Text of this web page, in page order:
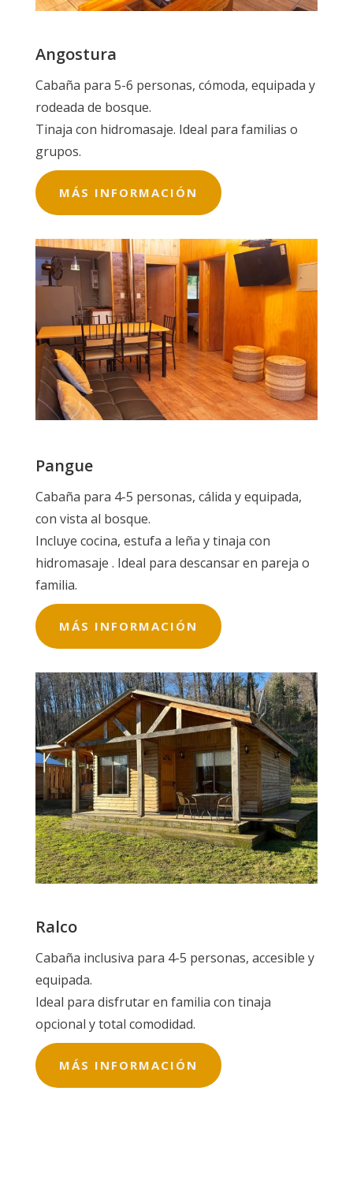
Angostura
Cabaña para 5-6 personas, cómoda, equipada y
rodeada de bosque.
Tinaja con hidromasaje. Ideal para familias o
grupos.
MÁS INFORMACIÓN
Pangue
Cabaña para 4-5 personas, cálida y equipada,
con vista al bosque.
Incluye cocina, estufa a leña y tinaja con
hidromasaje . Ideal para descansar en pareja o
familia.
MÁS INFORMACIÓN
Ralco
Cabaña inclusiva para 4-5 personas, accesible y
equipada.
Ideal para disfrutar en familia con tinaja
opcional y total comodidad.
MÁS INFORMACIÓN